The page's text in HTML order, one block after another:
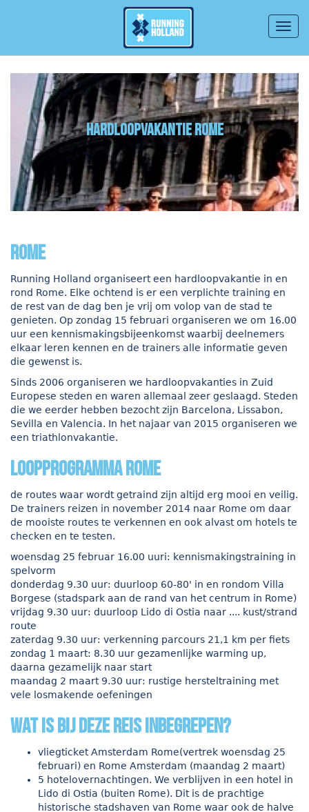
Overslaan en naar de inhoud gaan
hardloopvakantie Rome
Rome
Running Holland organiseert een hardloopvakantie in en
rond Rome. Elke ochtend is er een verplichte training en
de rest van de dag ben je vrij om volop van de stad te
genieten. Op zondag 15 februari organiseren we om 16.00
uur een kennismakingsbijeenkomst waarbij deelnemers
elkaar leren kennen en de trainers alle informatie geven
die gewenst is.
Sinds 2006 organiseren we hardloopvakanties in Zuid
Europese steden en waren allemaal zeer geslaagd. Steden
die we eerder hebben bezocht zijn Barcelona, Lissabon,
Sevilla en Valencia. In het najaar van 2015 organiseren we
een triathlonvakantie.
loopprogramma Rome
de routes waar wordt getraind zijn altijd erg mooi en veilig.
De trainers reizen in november 2014 naar Rome om daar
de mooiste routes te verkennen en ook alvast om hotels te
checken en te testen.
woensdag 25 februar 16.00 uuri: kennismakingstraining in
spelvorm
donderdag 9.30 uur: duurloop 60-80' in en rondom Villa
Borgese (stadspark aan de rand van het centrum in Rome)
vrijdag 9.30 uur: duurloop Lido di Ostia naar .... kust/strand
route
zaterdag 9.30 uur: verkenning parcours 21,1 km per fiets
zondag 1 maart: 8.30 uur gezamenlijke warming up,
daarna gezamelijk naar start
maandag 2 maart 9.30 uur: rustige hersteltraining met
vele losmakende oefeningen
Wat is bij deze reis inbegrepen?
vliegticket Amsterdam Rome(vertrek woensdag 25
februari) en Rome Amsterdam (maandag 2 maart)
5 hotelovernachtingen. We verblijven in een hotel in
Lido di Ostia (buiten Rome). Dit is de prachtige
historische stadshaven van Rome waar ook de halve